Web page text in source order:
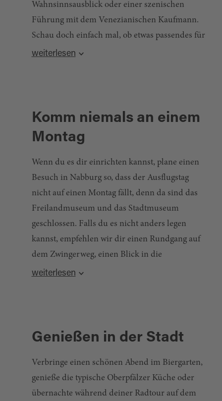
Wahnsinnsausblick oder einer szenischen
Führung mit dem Venezianischen Kaufmann.
Schau doch einfach mal, ob etwas passendes für
dich dabei ist.
weiterlesen
NABBURGER
Komm niemals an einem
Montag
Wenn du es dir einrichten kannst, plane einen
Besuch in Nabburg so, dass der Ausflugstag
nicht auf einen Montag fällt, denn da sind das
Freilandmuseum und das Stadtmuseum
geschlossen. Falls du es nicht anders legen
kannst, empfehlen wir dir einen Rundgang auf
dem Zwingerweg, einen Blick in die
Stadtpfarrkirche oder eine Wanderung zum
Gasthaus Sauerer am Bahnhof, das eine gute
13.30 Uhr. Willkommen bist du natürlich zu
jeder Zeit!
weiterlesen
Genießen in der Stadt
Verbringe einen schönen Abend im Biergarten,
genieße die typische Oberpfälzer Küche oder
übernachte während deiner Radtour auf dem